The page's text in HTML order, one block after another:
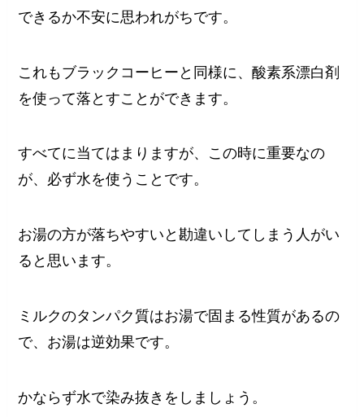
できるか不安に思われがちです。
これもブラックコーヒーと同様に、酸素系漂白剤
を使って落とすことができます。
すべてに当てはまりますが、この時に重要なの
が、必ず水を使うことです。
お湯の方が落ちやすいと勘違いしてしまう人がい
ると思います。
ミルクのタンパク質はお湯で固まる性質があるの
で、お湯は逆効果です。
かならず水で染み抜きをしましょう。